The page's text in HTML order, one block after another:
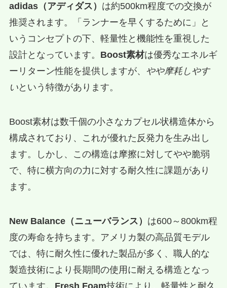
adidas（アディダス） は約500km程度での交換が
推奨されます。「ランナーを早くするために」と
いうコンセプトの下、軽量性と機能性を重視した
設計となっています。 Boost素材は優秀なエネルギ
ーリターン性能を提供しますが、 やや摩耗しやす
いという特徴があります。
Boost素材は数千個の小さなカプセル状構造体から
構成されており、これが優れた反発力を生み出し
ます。しかし、この構造は摩擦に対してやや脆弱
で、特に横方向の力に対する耐久性に課題があり
ます。
New Balance（ニューバランス） は600～800km程
度の寿命を持ちます。アメリカ製の高品質モデル
では、特に耐久性に優れた製品が多く、職人的な
製造技術により長期間の使用に耐える構造となっ